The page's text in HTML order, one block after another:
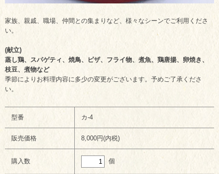
家族、親戚、職場、仲間との集まりなど、様々なシーンでご利用くださ
い。
(献立)
蒸し鶏、スパゲティ、焼鳥、ピザ、フライ物、煮魚、鶏唐揚、卵焼き、
枝豆、煮物など
季節によりお料理内容に多少の変更がございます。予めご了承くださ
い。
型番 カ-4
販売価格 8,000円(内税)
購入数 個